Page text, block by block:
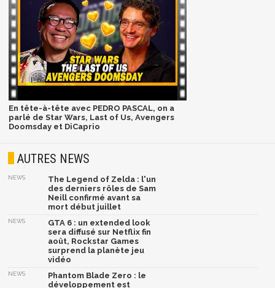
En tête-à-tête avec PEDRO PASCAL, on a
parlé de Star Wars, Last of Us, Avengers
Doomsday et DiCaprio
AUTRES NEWS
NEWS
The Legend of Zelda : l'un
des derniers rôles de Sam
Neill confirmé avant sa
mort début juillet
NEWS
GTA 6 : un extended look
sera diffusé sur Netflix fin
août, Rockstar Games
surprend la planète jeu
vidéo
NEWS
Phantom Blade Zero : le
développement est